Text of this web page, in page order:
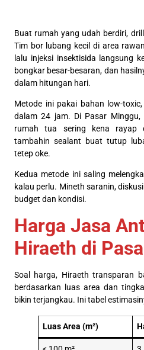
Buat rumah yang udah berdiri,
Tim bor lubang kecil di area
lalu injeksi insektisida langsung
bongkar besar-besaran, dan
dalam hitungan hari.
Metode ini pakai bahan low-
dalam 24 jam. Di Pasar
rumah tua sering kena rayap
tambahin sealant buat tutup
tetep oke.
Kedua metode ini saling
kalau perlu. Mineth saranin,
budget dan kondisi.
Harga Jasa
Hiraeth di
Soal harga, Hiraeth transparan
berdasarkan luas area dan
bikin terjangkau. Ini tabel
Luas Area (m²)